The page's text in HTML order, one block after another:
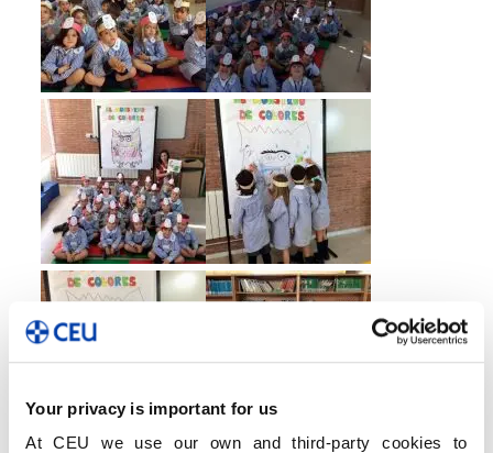
Your privacy is important for us
At CEU we use our own and third-party cookies to